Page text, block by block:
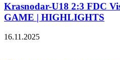
Krasnodar-U18 2:3 FDC
GAME | HIGHLIGHTS
16.11.2025